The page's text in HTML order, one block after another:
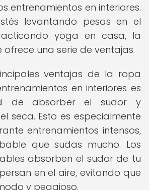
entrenamientos en interiores.
levantando pesas en el
yoga en casa, la
una serie de ventajas.
ventajas de la ropa
en interiores es
de absorber el sudor y
seca. Esto es especialmente
entrenamientos intensos,
que sudas mucho. Los
absorben el sudor de tu
en el aire, evitando que
y pegajoso.